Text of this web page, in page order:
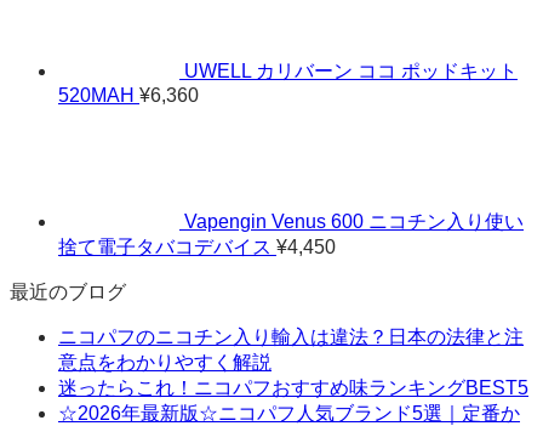
¥10,730
UWELL カリバーン ココ ポッドキット
520MAH ¥6,360
Vapengin Venus 600 ニコチン入り使い
捨て電子タバコデバイス ¥4,450
最近のブログ
ニコパフのニコチン入り輸入は違法？日本の法律と注
意点をわかりやすく解説
迷ったらこれ！ニコパフおすすめ味ランキングBEST5
☆2026年最新版☆ニコパフ人気ブランド5選｜定番か